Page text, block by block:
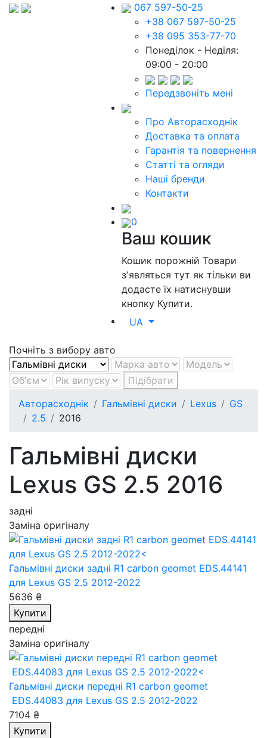
067 597-50-25
+38 067 597-50-25
+38 095 353-77-70
Понеділок - Неділя:
09:00 - 20:00
Передзвоніть мені
Про Авторасходнік
Доставка та оплата
Гарантія та повернення
Статті та огляди
Наші бренди
Контакти
0
Ваш кошик
Кошик порожнійТовари
зʼявляться тут як тільки ви
додасте їх натиснувши
кнопку Купити.
UA
Почніть з вибору авто
Підібрати
Авторасходнік
Гальмівні диски Lexus
GS
2.5
2016
Гальмівні диски
Lexus GS 2.5 2016
задні
Заміна оригіналу
Гальмівні диски задні R1 carbon geomet EDS.44141
для Lexus GS 2.5 2012-2022
5636 ₴
Купити
передні
Заміна оригіналу
Гальмівні диски передні R1 carbon geomet
EDS.44083 для Lexus GS 2.5 2012-2022
7104 ₴
Купити